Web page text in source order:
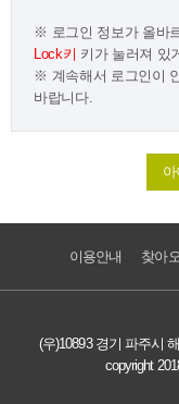
로그인 정보가 올바
Lock키 키가 눌러져 있
계속해서 로그인이
바랍니다.
아
이용안내 찾아
(우)10893 경기 파주시
copyright